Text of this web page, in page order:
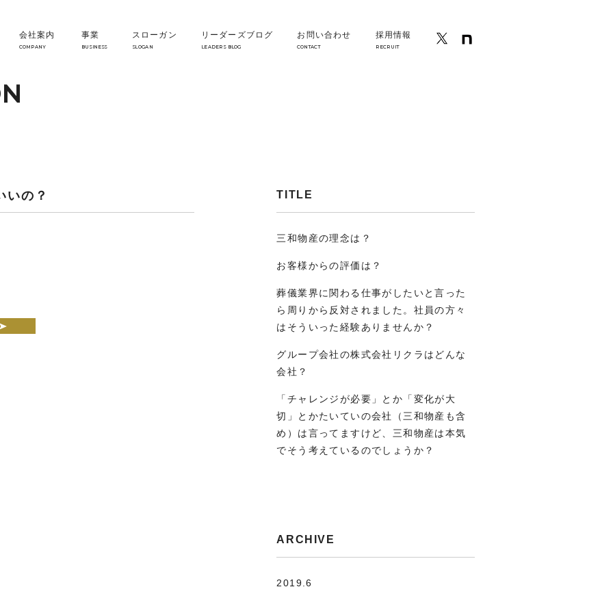
会社案内
COMPANY
事業
BUSINESS
スローガン
SLOGAN
リーダーズブログ
LEADERS BLOG
お問い合わせ
CONTACT
採用情報
RECRUIT
いの？ TITLE
三和物産の理念は？
お客様からの評価は？
葬儀業界に関わる仕事がしたいと言った
ら周りから反対されました。社員の方々
はそういった経験ありませんか？
グループ会社の株式会社リクラはどんな
会社？
「チャレンジが必要」とか「変化が大
切」とかたいていの会社（三和物産も含
め）は言ってますけど、三和物産は本気
でそう考えているのでしょうか？
ARCHIVE
2019.6